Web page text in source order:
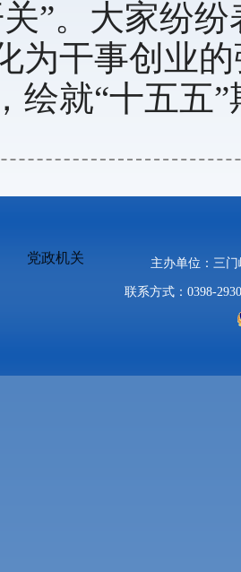
”。大家纷
为干事创业
绘就“十五五
党政机关 主办单位：三
联系方式：0398-